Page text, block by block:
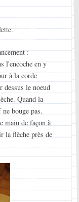
:
l'encoche en y
à la corde
dessus le noeud
Quand la
bouge pas.
main de façon à
la flèche près de